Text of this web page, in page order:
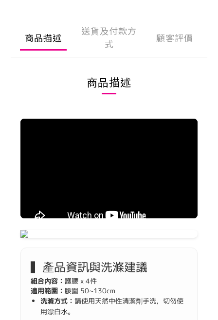
商品描述
送貨及付款方
式
顧客評價
商品描述
▍產品資訊與洗滌建議
組合內容： 護腰 x 4件
適用範圍： 腰圍 50~130cm
洗滌方式： 請使用天然中性清潔劑手洗，切勿使
用漂白水。